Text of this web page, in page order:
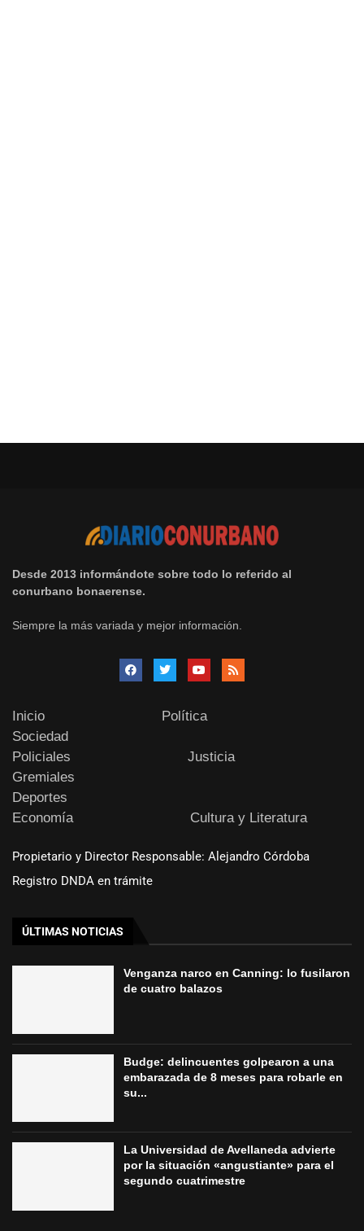
Desde 2013 informándote sobre todo lo referido al
conurbano bonaerense.
Siempre la más variada y mejor información.
Inicio
Política
Sociedad
Policiales
Justicia
Gremiales
Deportes
Economía
Cultura y Literatura
Propietario y Director Responsable: Alejandro Córdoba
Registro DNDA en trámite
ÚLTIMAS NOTICIAS
Venganza narco en Canning: lo fusilaron
de cuatro balazos
Budge: delincuentes golpearon a una
embarazada de 8 meses para robarle en
su...
La Universidad de Avellaneda advierte
por la situación «angustiante» para el
segundo cuatrimestre